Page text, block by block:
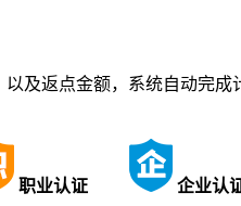
及返点金额，系统自动完
职业认证
企业认